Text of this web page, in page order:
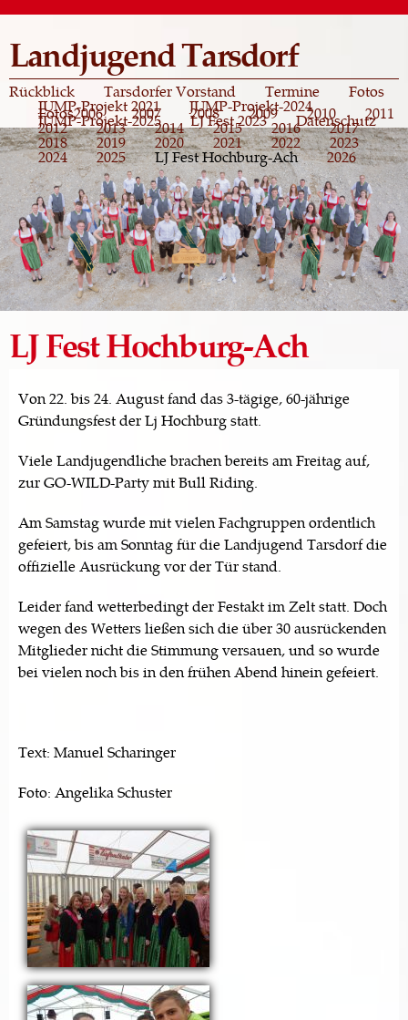
Direkt
Inhalt
Landjugend Tarsdorf
Rückblick Tarsdorfer Vorstand Termine
Fotos
Fotos2006 2007 2008 2009 2010 2011
2012 2013 2014 2015 2016 2017
2018 2019 2020 2021 2022 2023
2024 2025 LJ Fest Hochburg-Ach 2026
JUMP-Projekt 2021 JUMP-Projekt-2024
JUMP-Projekt-2025 LJ Fest 2023 Datenschutz
LJ Fest Hochburg-Ach
Von 22. bis 24. August fand das 3-tägige, 60-jährige
Gründungsfest der Lj Hochburg statt.
Viele Landjugendliche brachen bereits am Freitag auf,
zur GO-WILD-Party mit Bull Riding.
Am Samstag wurde mit vielen Fachgruppen ordentlich
gefeiert, bis am Sonntag für die Landjugend Tarsdorf die
offizielle Ausrückung vor der Tür stand.
Leider fand wetterbedingt der Festakt im Zelt statt. Doch
wegen des Wetters ließen sich die über 30 ausrückenden
Mitglieder nicht die Stimmung versauen, und so wurde
bei vielen noch bis in den frühen Abend hinein gefeiert.
Text: Manuel Scharinger
Foto: Angelika Schuster
Seiten